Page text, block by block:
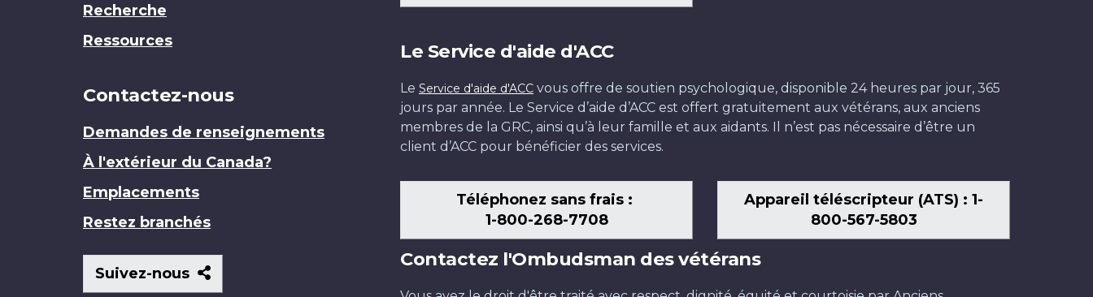
Recherche
Ressources
Contactez-nous
Demandes de renseignements
À l'extérieur du Canada?
Emplacements
Restez branchés
Suivez-nous
Suivez-
nous
Le Service d'aide d'ACC
Le Service d'aide d'ACC vous offre de soutien psychologique, disponible 24 heures par jour, 365
jours par année. Le Service d’aide d’ACC est offert gratuitement aux vétérans, aux anciens
membres de la GRC, ainsi qu’à leur famille et aux aidants. Il n’est pas nécessaire d’être un
client d’ACC pour bénéficier des services.
Téléphonez sans frais :
1-800-268-7708
Appareil téléscripteur (ATS) : 1-
800-567-5803
Contactez l'Ombudsman des vétérans